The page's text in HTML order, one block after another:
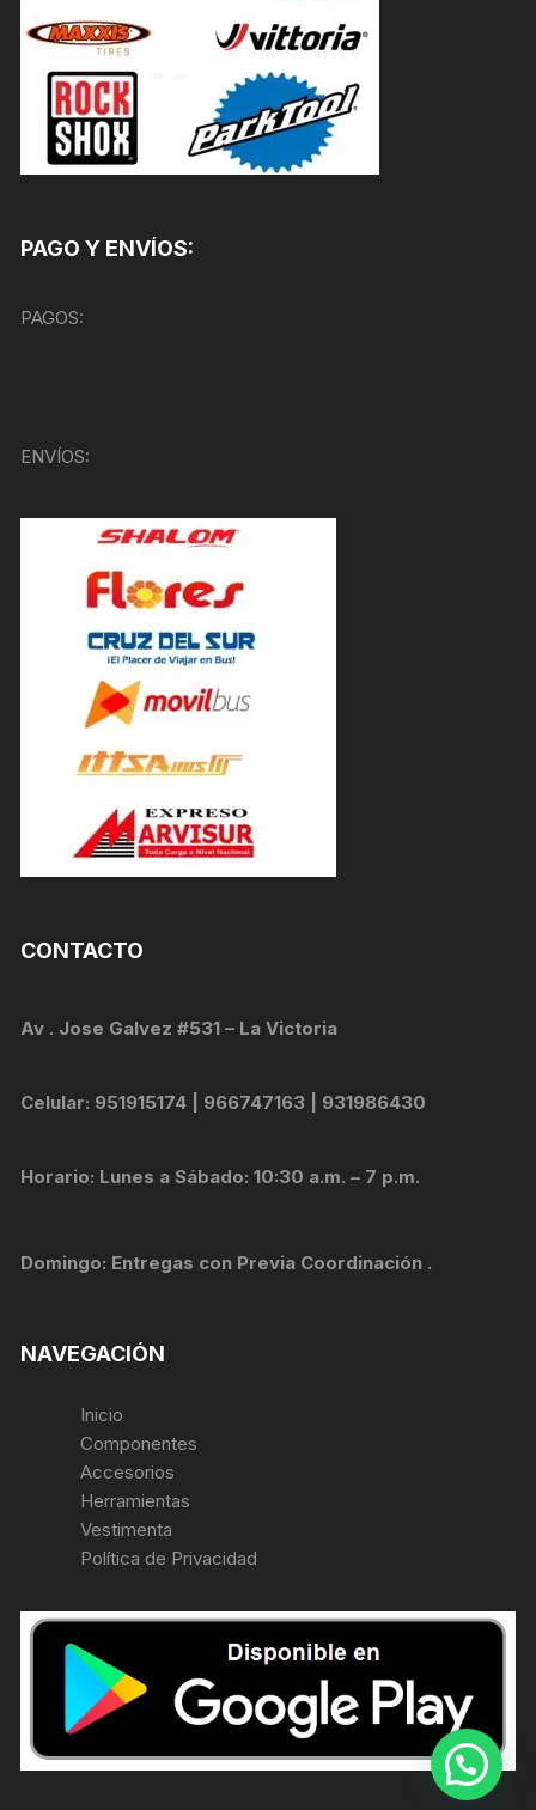
PAGO Y ENVÍOS:
PAGOS:
ENVÍOS:
CONTACTO
Av . Jose Galvez #531 – La Victoria
Celular: 951915174 | 966747163 | 931986430
Horario: Lunes a Sábado: 10:30 a.m. – 7 p.m.
Domingo: Entregas con Previa Coordinación .
NAVEGACIÓN
Inicio
Componentes
Accesorios
Herramientas
Vestimenta
Política de Privacidad